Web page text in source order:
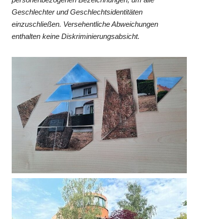
Geschlechter und Geschlechtsidentitäten
einzuschließen. Versehentliche Abweichungen
enthalten keine Diskriminierungsabsicht.